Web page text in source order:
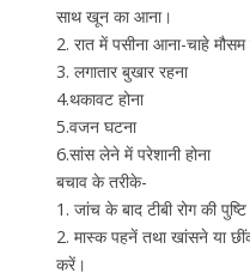
साथ खून का आना।
2. रात में पसीना आना-चाहे
3. लगातार बुखार रहना
4.थकावट होना
5.वजन घटना
6.सांस लेने में परेशानी होना
बचाव के तरीके-
1. जांच के बाद टीबी रोग की
2. मास्क पहनें तथा खांसने या
करें।